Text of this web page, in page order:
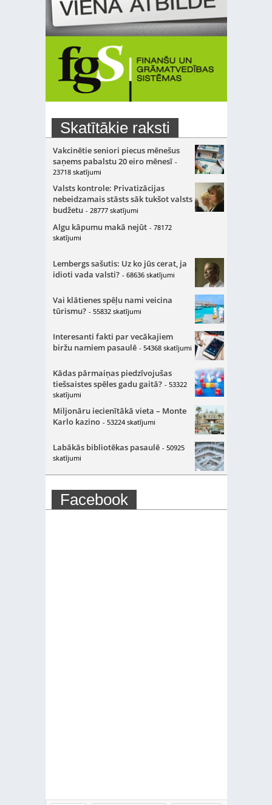
Skatītākie raksti
Vakcinētie seniori piecus mēnešus
saņems pabalstu 20 eiro mēnesī -
23718 skatījumi
Valsts kontrole: Privatizācijas
nebeidzamais stāsts sāk tukšot valsts
budžetu - 28777 skatījumi
Algu kāpumu makā nejūt - 78172
skatījumi
Lembergs sašutis: Uz ko jūs cerat, ja
idioti vada valsti? - 68636 skatījumi
Vai klātienes spēļu nami veicina
tūrismu? - 55832 skatījumi
Interesanti fakti par vecākajiem
biržu namiem pasaulē - 54368 skatījumi
Kādas pārmaiņas piedzīvojušas
tiešsaistes spēles gadu gaitā? - 53322
skatījumi
Miljonāru iecienītākā vieta – Monte
Karlo kazino - 53224 skatījumi
Labākās bibliotēkas pasaulē - 50925
skatījumi
Facebook